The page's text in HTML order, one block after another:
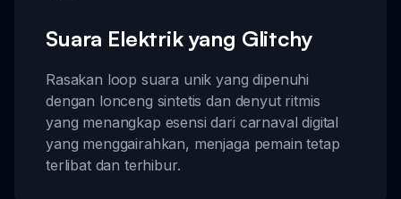
Suara Elektrik yang Glitchy
Rasakan loop suara unik yang dipenuhi
dengan lonceng sintetis dan denyut ritmis
yang menangkap esensi dari carnaval digital
yang menggairahkan, menjaga pemain tetap
terlibat dan terhibur.